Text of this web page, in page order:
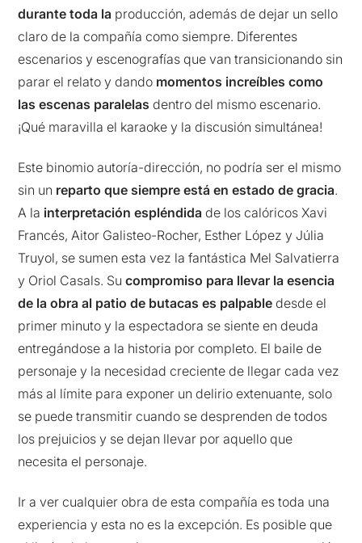
durante toda la producción, además de dejar un sello
claro de la compañía como siempre. Diferentes
escenarios y escenografías que van transicionando sin
parar el relato y dando momentos increíbles como
las escenas paralelasdentro del mismo escenario.
¡Qué maravilla el karaoke y la discusión simultánea!
Este binomio autoría-dirección, no podría ser el mismo
sin un reparto que siempre está en estado de gracia.
A la interpretación espléndidade los calóricos Xavi
Francés, Aitor Galisteo-Rocher, Esther López y Júlia
Truyol, se sumen esta vez la fantástica Mel Salvatierra
y Oriol Casals. Sucompromiso para llevar la esencia
de la obra al patio de butacas es palpabledesde el
primer minuto y la espectadora se siente en deuda
entregándose a la historia por completo. El baile de
personaje y la necesidad creciente de llegar cada vez
más al límite para exponer un delirio extenuante, solo
se puede transmitir cuando se desprenden de todos
los prejuicios y se dejan llevar por aquello que
necesita el personaje.
Ir a ver cualquier obra de esta compañía es toda una
experiencia y esta no es la excepción. Es posible que